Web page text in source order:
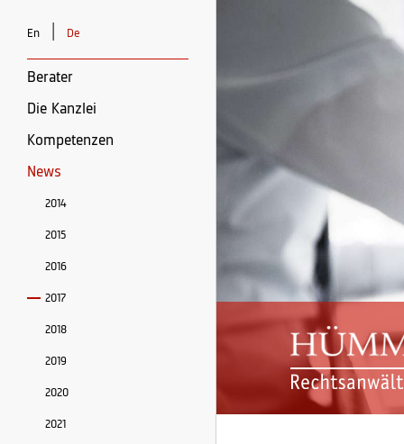
En De
Berater
Die Kanzlei
Kompetenzen
News
2014
2015
2016
2017
2018
2019
2020
2021